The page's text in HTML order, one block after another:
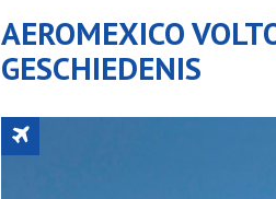
AEROMEXICO
GESCHIEDENIS